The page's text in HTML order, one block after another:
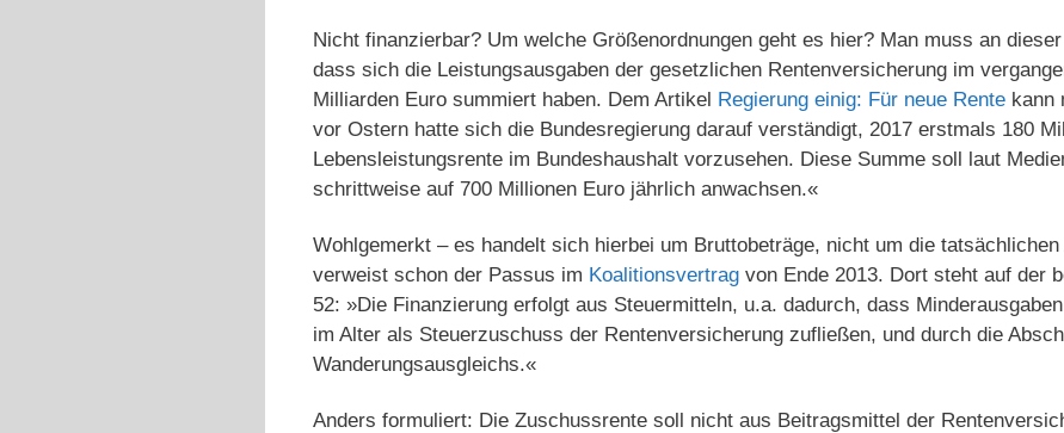
Nicht finanzierbar? Um welche Größenordnungen geht es hier? Man muss an
dass sich die Leistungsausgaben der gesetzlichen Rentenversicherung im
Milliarden Euro summiert haben. Dem Artikel Regierung einig: Für neue Rente kann
vor Ostern hatte sich die Bundesregierung darauf verständigt, 2017 erstmals 180
Lebensleistungsrente im Bundeshaushalt vorzusehen. Diese Summe soll laut
schrittweise auf 700 Millionen Euro jährlich anwachsen.«
Wohlgemerkt – es handelt sich hierbei um Bruttobeträge, nicht um die tatsächlichen
verweist schon der Passus im Koalitionsvertrag von Ende 2013. Dort steht auf der
52: »Die Finanzierung erfolgt aus Steuermitteln, u.a. dadurch, dass
im Alter als Steuerzuschuss der Rentenversicherung zufließen, und durch die
Wanderungsausgleichs.«
Anders formuliert: Die Zuschussrente soll nicht aus Beitragsmittel der